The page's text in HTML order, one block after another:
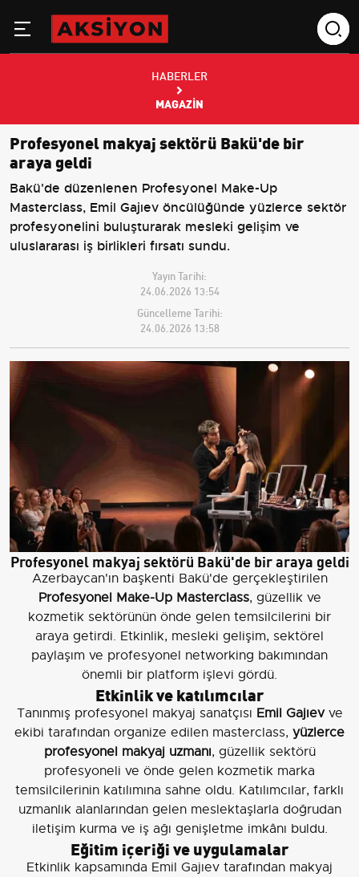
HABERLER
MAGAZIN
Profesyonel makyaj sektörü Bakü'de bir
araya geldi
Bakü'de düzenlenen Profesyonel Make-Up
Masterclass, Emil Gajıev öncülüğünde yüzlerce sektör
profesyonelini buluşturarak mesleki gelişim ve
uluslararası iş birlikleri fırsatı sundu.
Yayın Tarihi:
24.06.2026 13:54
Güncelleme Tarihi:
24.06.2026 13:58
Profesyonel makyaj sektörü Bakü'de bir araya geldi
Azerbaycan'ın başkenti Bakü'de gerçekleştirilen
Profesyonel Make-Up Masterclass, güzellik ve
kozmetik sektörünün önde gelen temsilcilerini bir
araya getirdi. Etkinlik, mesleki gelişim, sektörel
paylaşım ve profesyonel networking bakımından
önemli bir platform işlevi gördü.
Etkinlik ve katılımcılar
Tanınmış profesyonel makyaj sanatçısı Emil Gajıevve
ekibi tarafından organize edilen masterclass, yüzlerce
profesyonel makyaj uzmanı, güzellik sektörü
profesyoneli ve önde gelen kozmetik marka
temsilcilerinin katılımına sahne oldu. Katılımcılar, farklı
uzmanlık alanlarından gelen meslektaşlarla doğrudan
iletişim kurma ve iş ağı genişletme imkânı buldu.
Eğitim içeriği ve uygulamalar
Etkinlik kapsamında Emil Gajıev tarafından makyaj